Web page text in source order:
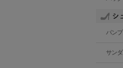
パン
サン